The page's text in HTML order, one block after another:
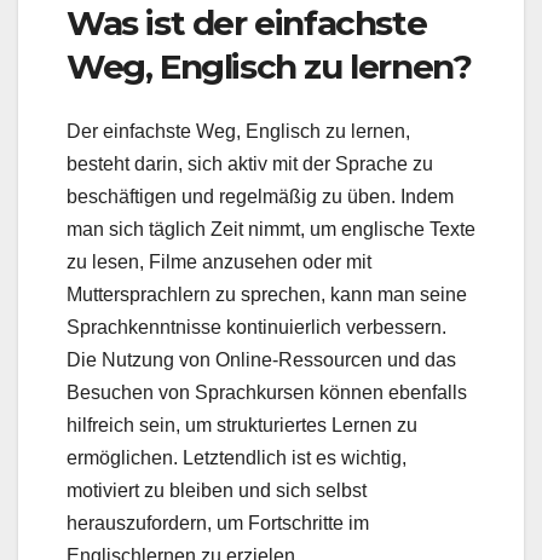
Was ist der einfachste
Weg, Englisch zu lernen?
Der einfachste Weg, Englisch zu lernen,
besteht darin, sich aktiv mit der Sprache zu
beschäftigen und regelmäßig zu üben. Indem
man sich täglich Zeit nimmt, um englische Texte
zu lesen, Filme anzusehen oder mit
Muttersprachlern zu sprechen, kann man seine
Sprachkenntnisse kontinuierlich verbessern.
Die Nutzung von Online-Ressourcen und das
Besuchen von Sprachkursen können ebenfalls
hilfreich sein, um strukturiertes Lernen zu
ermöglichen. Letztendlich ist es wichtig,
motiviert zu bleiben und sich selbst
herauszufordern, um Fortschritte im
Englischlernen zu erzielen.